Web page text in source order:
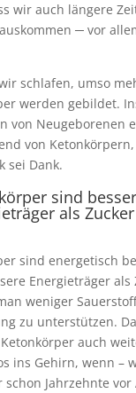
wir auch längere
─ vor
schlafen, umso
werden gebildet.
von Neugeborenen
von
sei Dank.
sind
als Zucker
sind energetisch
Energieträger als
weniger
zu unterstützen.
auch
ins Gehirn, wenn –
schon Jahrzehnte vor